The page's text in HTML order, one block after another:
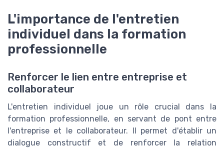
L'importance de l'entretien
individuel dans la formation
professionnelle
Renforcer le lien entre entreprise et
collaborateur
L'entretien individuel joue un rôle crucial dans la
formation professionnelle, en servant de pont entre
l'entreprise et le collaborateur. Il permet d'établir un
dialogue constructif et de renforcer la relation